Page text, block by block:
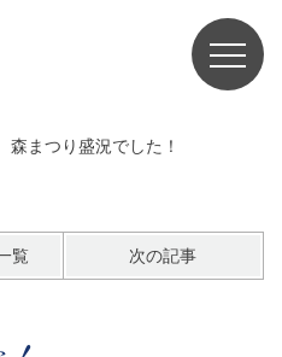
森まつり盛況でした！
覧 次の記事